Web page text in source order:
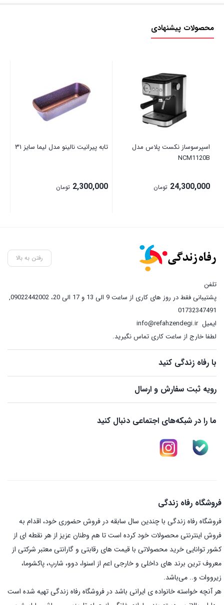
محصولات پیشنهادی
اسپرسوساز نکست پلاس مدل
NCM1120B
24,300,000 تومان
تابه پیرانیت نالینو مدل لیما سایز ۳۱
2,300,000 تومان
رفتن به بالا
تلفن
پشتیبانی فقط در روز های کاری از ساعت 9 الی 13 و 17 الی 20، 09022442002
,
01732347491
ایمیلinfo@refahzendegi.ir
لطفا خارج از ساعت کاری تماس نگیرید.
با رفاه زندگی کنید
رویه ثبت سفارش و ارسال
ما را در شبکه‌های اجتماعی دنبال کنید
فروشگاه رفاه زندگی
فروشگاه رفاه زندگی با چندین سال سابقه در فروش حضوری خود، اقدام به
فروش اینترنتی محصولات خود کرده است تا هم وطنان عزیز از هر نقطه ای از
کشور توانایی خرید محصولاتی با قیمت های رقابتی و گارانتی معتبر شرکتی از
معروف ترین برند های داخلی و خارجی اعم از اسنوا، دوو، شارپ، پاکشوما،
زیرووات و.. می‌باشد.
هر آنچه خواسته خانواده ی ایرانی باشد در فروشگاه رفاه زندگی تهیه شده است